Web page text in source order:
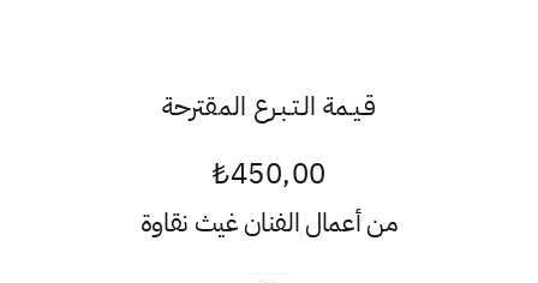
قـيـمة الـتـبـرع المقترحة
₺450,00
من أعمال الفنانغيث نقاوة